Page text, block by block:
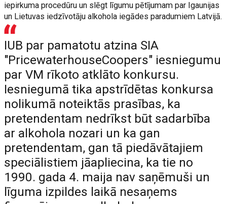
iepirkuma procedūru un slēgt līgumu pētījumam par Igaunijas
un Lietuvas iedzīvotāju alkohola iegādes paradumiem Latvijā.
IUB par pamatotu atzina SIA
"PricewaterhouseCoopers" iesniegumu
par VM rīkoto atklāto konkursu.
Iesniegumā tika apstrīdētas konkursa
nolikumā noteiktās prasības, ka
pretendentam nedrīkst būt sadarbība
ar alkohola nozari un ka gan
pretendentam, gan tā piedāvātajiem
speciālistiem jāapliecina, ka tie no
1990. gada 4. maija nav saņēmuši un
līguma izpildes laikā nesaņems